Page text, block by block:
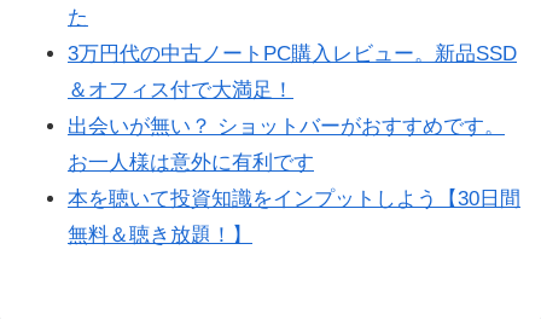
た
3万円代の中古ノートPC購入レビュー。新品SSD
＆オフィス付で大満足！
出会いが無い？ ショットバーがおすすめです。
お一人様は意外に有利です
本を聴いて投資知識をインプットしよう【30日間
無料＆聴き放題！】